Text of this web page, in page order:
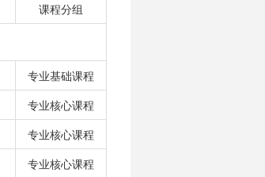
课程分组
专业基础课程
专业核心课程
专业核心课程
专业核心课程